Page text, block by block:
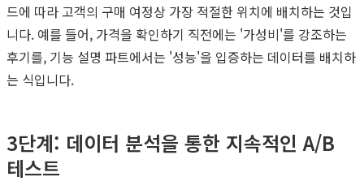
드에 따라 고객의 구매 여정상 가장 적절한 위치에 배치하는 것입
니다. 예를 들어, 가격을 확인하기 직전에는 '가성비'를 강조하는
후기를, 기능 설명 파트에서는 '성능'을 입증하는 데이터를 배치하
는 식입니다.
3단계: 데이터 분석을 통한 지속적인 A/B
테스트